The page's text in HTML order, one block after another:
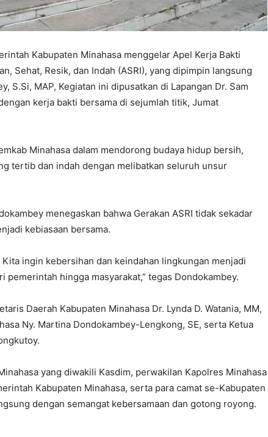
Kabupaten Minahasa menggelar Apel Kerja Bakti
Sehat, Resik, dan Indah (ASRI), yang dipimpin langsung
S.Si, MAP, Kegiatan ini dipusatkan di Lapangan Dr. Sam
kerja bakti bersama di sejumlah titik, Jumat
Minahasa dalam mendorong budaya hidup bersih,
tertib dan indah dengan melibatkan seluruh unsur
menegaskan bahwa Gerakan ASRI tidak sekadar
kebiasaan bersama.
ingin kebersihan dan keindahan lingkungan menjadi
pemerintah hingga masyarakat,” tegas Dondokambey.
Daerah Kabupaten Minahasa Dr. Lynda D. Watania, MM,
Ny. Martina Dondokambey-Lengkong, SE, serta Ketua
yang diwakili Kasdim, perwakilan Kapolres Minahasa
Kabupaten Minahasa, serta para camat se-Kabupaten
dengan semangat kebersamaan dan gotong royong.